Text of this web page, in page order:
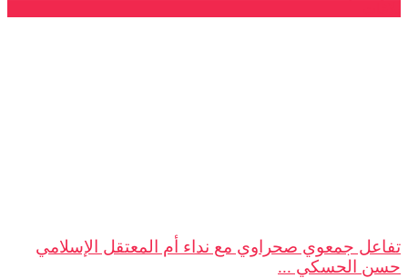
تفاعل جمعوي صحراوي مع نداء أم المعتقل الإسلامي
حسن الحسكي ...